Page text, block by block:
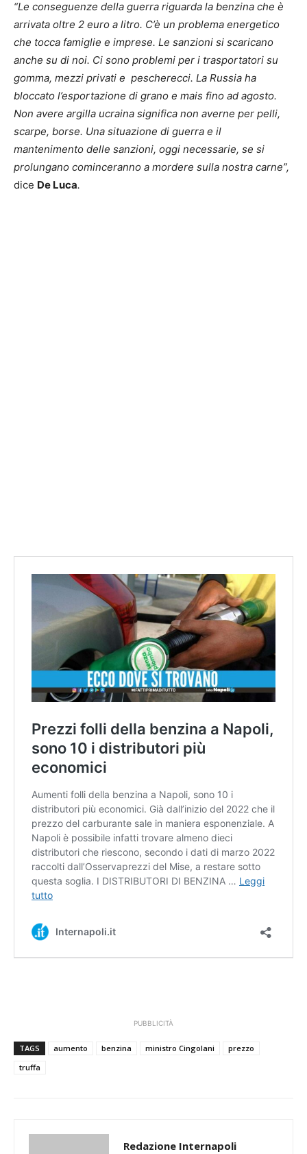
“Le conseguenze della guerra riguarda la benzina che è
arrivata oltre 2 euro a litro. C’è un problema energetico
che tocca famiglie e imprese. Le sanzioni si scaricano
anche su di noi. Ci sono problemi per i trasportatori su
gomma, mezzi privati e pescherecci. La Russia ha
bloccato l’esportazione di grano e mais fino ad agosto.
Non avere argilla ucraina significa non averne per pelli,
scarpe, borse. Una situazione di guerra e il
mantenimento delle sanzioni, oggi necessarie, se si
prolungano cominceranno a mordere sulla nostra carne”,
dice De Luca.
PUBBLICITÀ
TAGS aumento benzina ministro Cingolani
prezzo
truffa
Redazione Internapoli